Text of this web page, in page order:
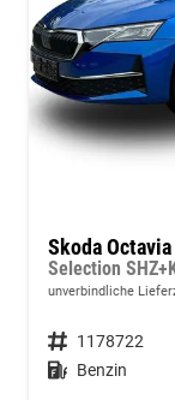
Skoda
Selection
unverbindliche
Fahrzeugnummer 1178722
Kraftstoff Benzin